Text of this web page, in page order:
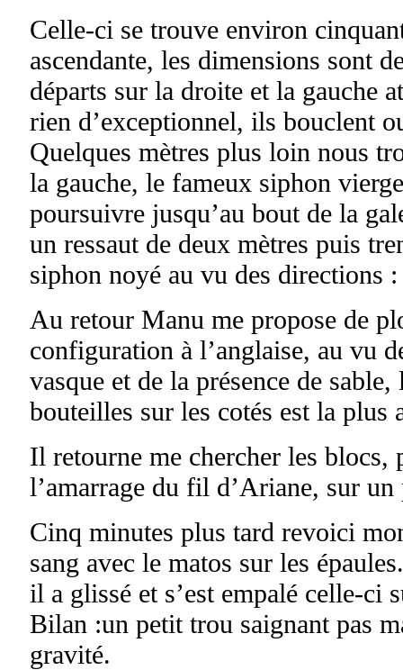
Celle-ci se trouve environ
ascendante, les dimensions sont
départs sur la droite et la gauche
rien d’exceptionnel, ils bouclent
Quelques mètres plus loin nous
la gauche, le fameux siphon
poursuivre jusqu’au bout de la
un ressaut de deux mètres puis
siphon noyé au vu des directions
Au retour Manu me propose de
configuration à l’anglaise, au vu
vasque et de la présence de
bouteilles sur les cotés est la plus
Il retourne me chercher les blocs,
l’amarrage du fil d’Ariane, sur
Cinq minutes plus tard revoici
sang avec le matos sur les
il a glissé et s’est empalé celle-ci
Bilan :un petit trou saignant pas
gravité.